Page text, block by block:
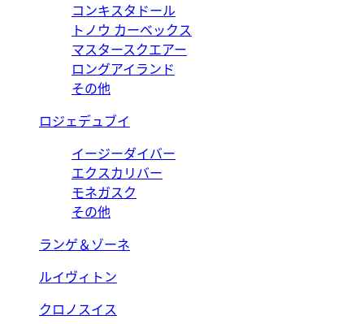
コンキスタドール
トノウ カーベックス
マスタースクエアー
ロングアイランド
その他
ロジェデュブイ
イージーダイバー
エクスカリバー
モネガスク
その他
ランゲ＆ゾーネ
ルイヴィトン
クロノスイス